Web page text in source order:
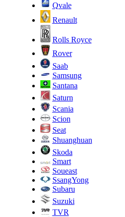
Qvale
Renault
Rolls Royce
Rover
Saab
Samsung
Santana
Saturn
Scania
Scion
Seat
Shuanghuan
Skoda
Smart
Soueast
SsangYong
Subaru
Suzuki
TVR